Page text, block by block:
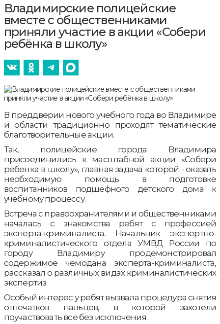
Владимирские полицейские
вместе с общественниками
приняли участие в акции «Собери
ребёнка в школу»
В преддверии нового учебного года во Владимире
и области традиционно проходят тематические
благотворительные акции.
Так, полицейские города Владимира
присоединились к масштабной акции «Собери
ребенка в школу», главная задача которой - оказать
необходимую помощь в подготовке
воспитанников подшефного детского дома к
учебному процессу.
Встреча с правоохранителями и общественниками
началась с знакомства ребят с профессией
эксперта-криминалиста. Начальник экспертно-
криминалистического отдела УМВД России по
городу Владимиру продемонстрировал
содержимое чемодана эксперта-криминалиста,
рассказал о различных видах криминалистических
экспертиз.
Особый интерес у ребят вызвала процедура снятия
отпечатков пальцев, в которой захотели
поучаствовать все без исключения.